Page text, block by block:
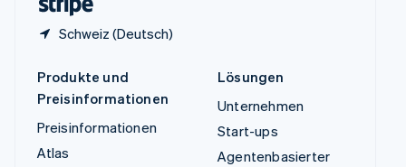
Schweiz (Deutsch)
Produkte und
Preisinformationen
Preisinformationen
Atlas
Lösungen
Unternehmen
Start-ups
Agentenbasierter